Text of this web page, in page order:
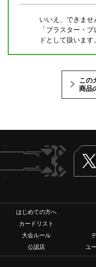
いいえ、できませ
「ブラスター・
ドとして扱います。
この
商品
はじめての方へ
カードリスト
大会ルール
公認店
ユ